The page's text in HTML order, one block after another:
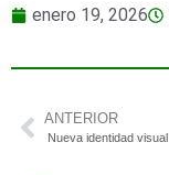
enero 19, 2026
ANTERIOR